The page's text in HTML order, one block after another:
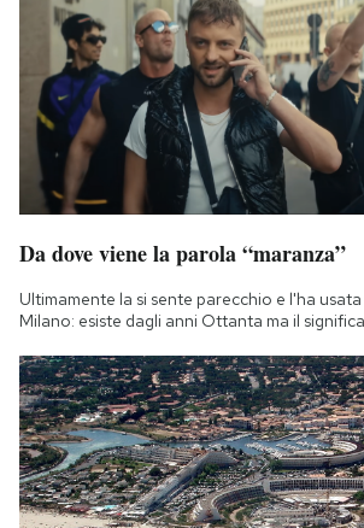
Da dove viene la parola “maranza”
Ultimamente la si sente parecchio e l'ha
Milano: esiste dagli anni Ottanta ma il